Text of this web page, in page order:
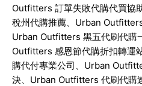
Outfitters 訂單失敗代購代買協
稅州代購推薦、Urban
Urban Outfitters 黑五代刷代購
Outfitters 感恩節代購折扣轉運
購代付專業公司、Urban
決、Urban Outfitters 代刷代購